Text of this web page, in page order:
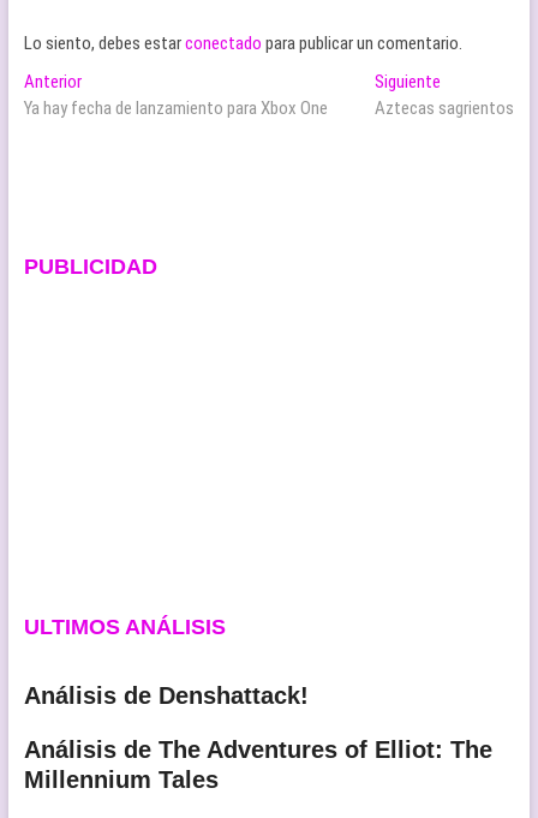
Lo siento, debes estarconectado para publicar un comentario.
Navegación
de
AnteriorEntrada
anterior:
Ya hay fecha de lanzamiento para Xbox One
Siguiente
siguiente:
Aztecas sagrientos
PUBLICIDAD
ULTIMOS ANÁLISIS
Análisis de Denshattack!
Análisis de The Adventures of Elliot: The
Millennium Tales